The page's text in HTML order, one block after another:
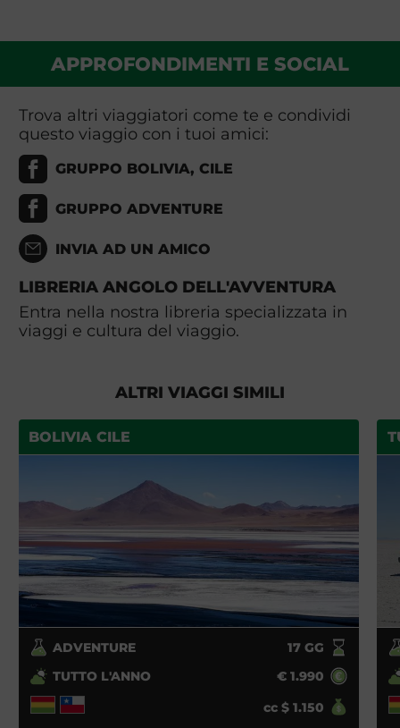
APPROFONDIMENTI E SOCIAL
Trova altri viaggiatori come te e condividi
questo viaggio con i tuoi amici:
GRUPPO BOLIVIA, CILE
GRUPPO ADVENTURE
INVIA AD UN AMICO
LIBRERIA ANGOLO DELL'AVVENTURA
Entra nella nostra libreria specializzata in
viaggi e cultura del viaggio.
ALTRI VIAGGI SIMILI
BOLIVIA CILE
ADVENTURE 17 GG
TUTTO L'ANNO
€ 1.990
cc$ 1.150